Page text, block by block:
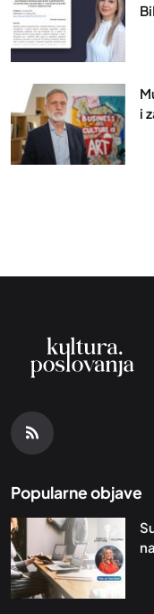
i
Popularne objave